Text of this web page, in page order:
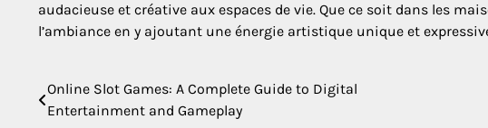
audacieuse et créative aux espaces de vie. Que ce soit dans les
l’ambiance en y ajoutant une énergie artistique unique et
Post
Online Slot Games: A Complete Guide to Digital
Entertainment and Gameplay